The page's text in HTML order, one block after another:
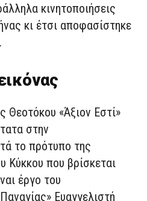
κινητοποιήσεις
κι έτσι αποφασίστηκε
Θεοτόκου «Άξιον Εστί»
στην
το πρότυπο της
Κύκκου που βρίσκεται
έργο του
Ευαγγελιστή